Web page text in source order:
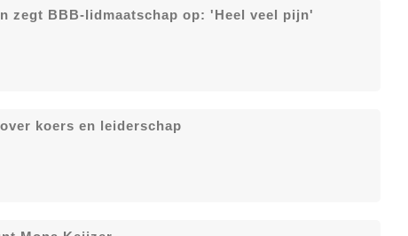
zegt BBB-lidmaatschap op: 'Heel veel pijn'
koers en leiderschap